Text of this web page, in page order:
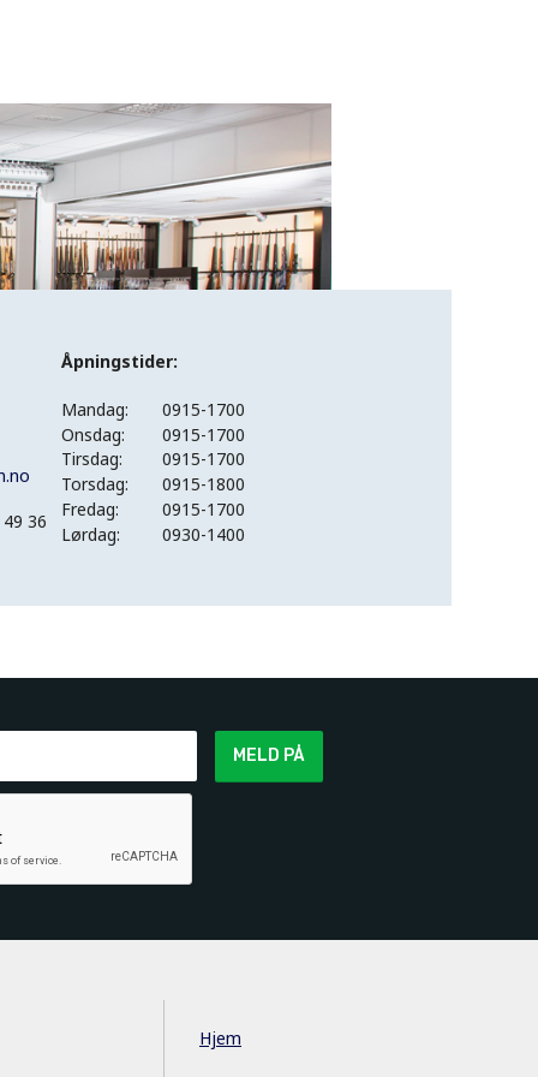
36
Åpningstider:
Mandag:
0915-1700
Onsdag:
0915-1700
Tirsdag:
0915-1700
Torsdag:
0915-1800
Fredag:
0915-1700
Lørdag:
0930-1400
MELD PÅ
Hjem